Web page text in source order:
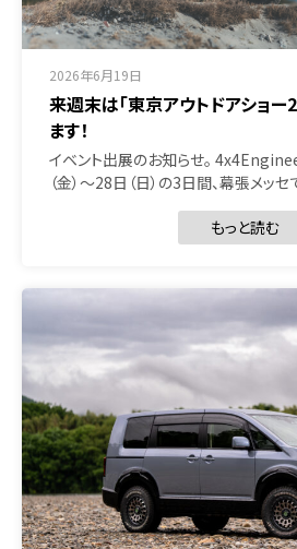
2026年6月19日
来週末は「東京アウトドアショー
ます！
イベント出展のお知らせ。
（金）〜28日（日）の3日間、幕張メッ
もっと読む